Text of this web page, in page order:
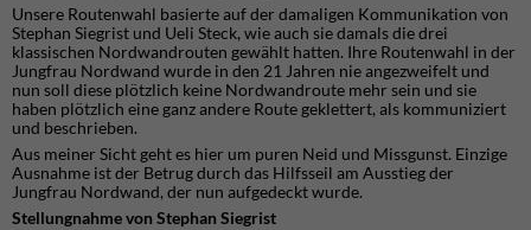
Unsere Routenwahl basierte auf der damaligen Kommunikation von
Stephan Siegrist und Ueli Steck, wie auch sie damals die drei
klassischen Nordwandrouten gewählt hatten. Ihre Routenwahl in der
Jungfrau Nordwand wurde in den 21 Jahren nie angezweifelt und
nun soll diese plötzlich keine Nordwandroute mehr sein und sie
haben plötzlich eine ganz andere Route geklettert, als kommuniziert
und beschrieben.
Aus meiner Sicht geht es hier um puren Neid und Missgunst. Einzige
Ausnahme ist der Betrug durch das Hilfsseil am Ausstieg der
Jungfrau Nordwand, der nun aufgedeckt wurde.
Stellungnahme von Stephan Siegrist